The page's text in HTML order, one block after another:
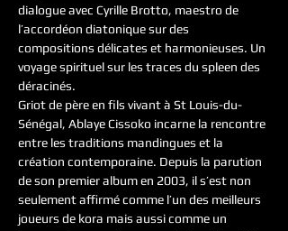
dialogue avec Cyrille Brotto, maestro de
l’accordéon diatonique sur des
compositions délicates et harmonieuses. Un
voyage spirituel sur les traces du spleen des
déracinés.
Griot de père en fils vivant à St Louis-du-
Sénégal, Ablaye Cissoko incarne la rencontre
entre les traditions mandingues et la
création contemporaine. Depuis la parution
de son premier album en 2003, il s’est non
seulement affirmé comme l’un des meilleurs
joueurs de kora mais aussi comme un